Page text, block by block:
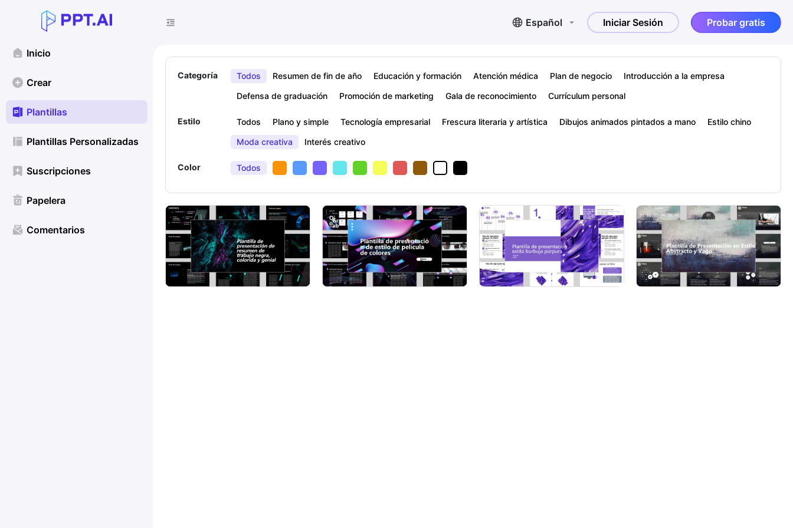
Inicio
Crear
Plantillas
Plantillas Personalizadas
Suscripciones
Papelera
Comentarios
Español Iniciar Sesión Probar gratis
Categoría Todos Resumen de fin de año Educación y formación Atención médica Plan de negocio
Introducción a la empresa
Defensa de graduación
Promoción de marketing Gala de reconocimiento Currículum personal
Estilo Todos Plano y simple Tecnología empresarial Frescura literaria y artística Dibujos animados pintados a mano
Estilo chino
Moda creativa
Interés creativo
Color Todos